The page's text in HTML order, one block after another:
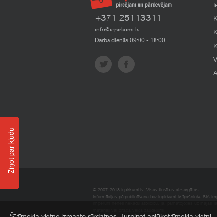
+371 25113311
info@iepirkumi.lv
Darba dienās 09:00 - 18:00
© 2007–2018 Iepirkumi.lv. Visas tiesības aizsargātas.
Informācijas pārpublicēšana bez iepirkumi.lv īpašnieka SIA
Ziņot par kļūdu